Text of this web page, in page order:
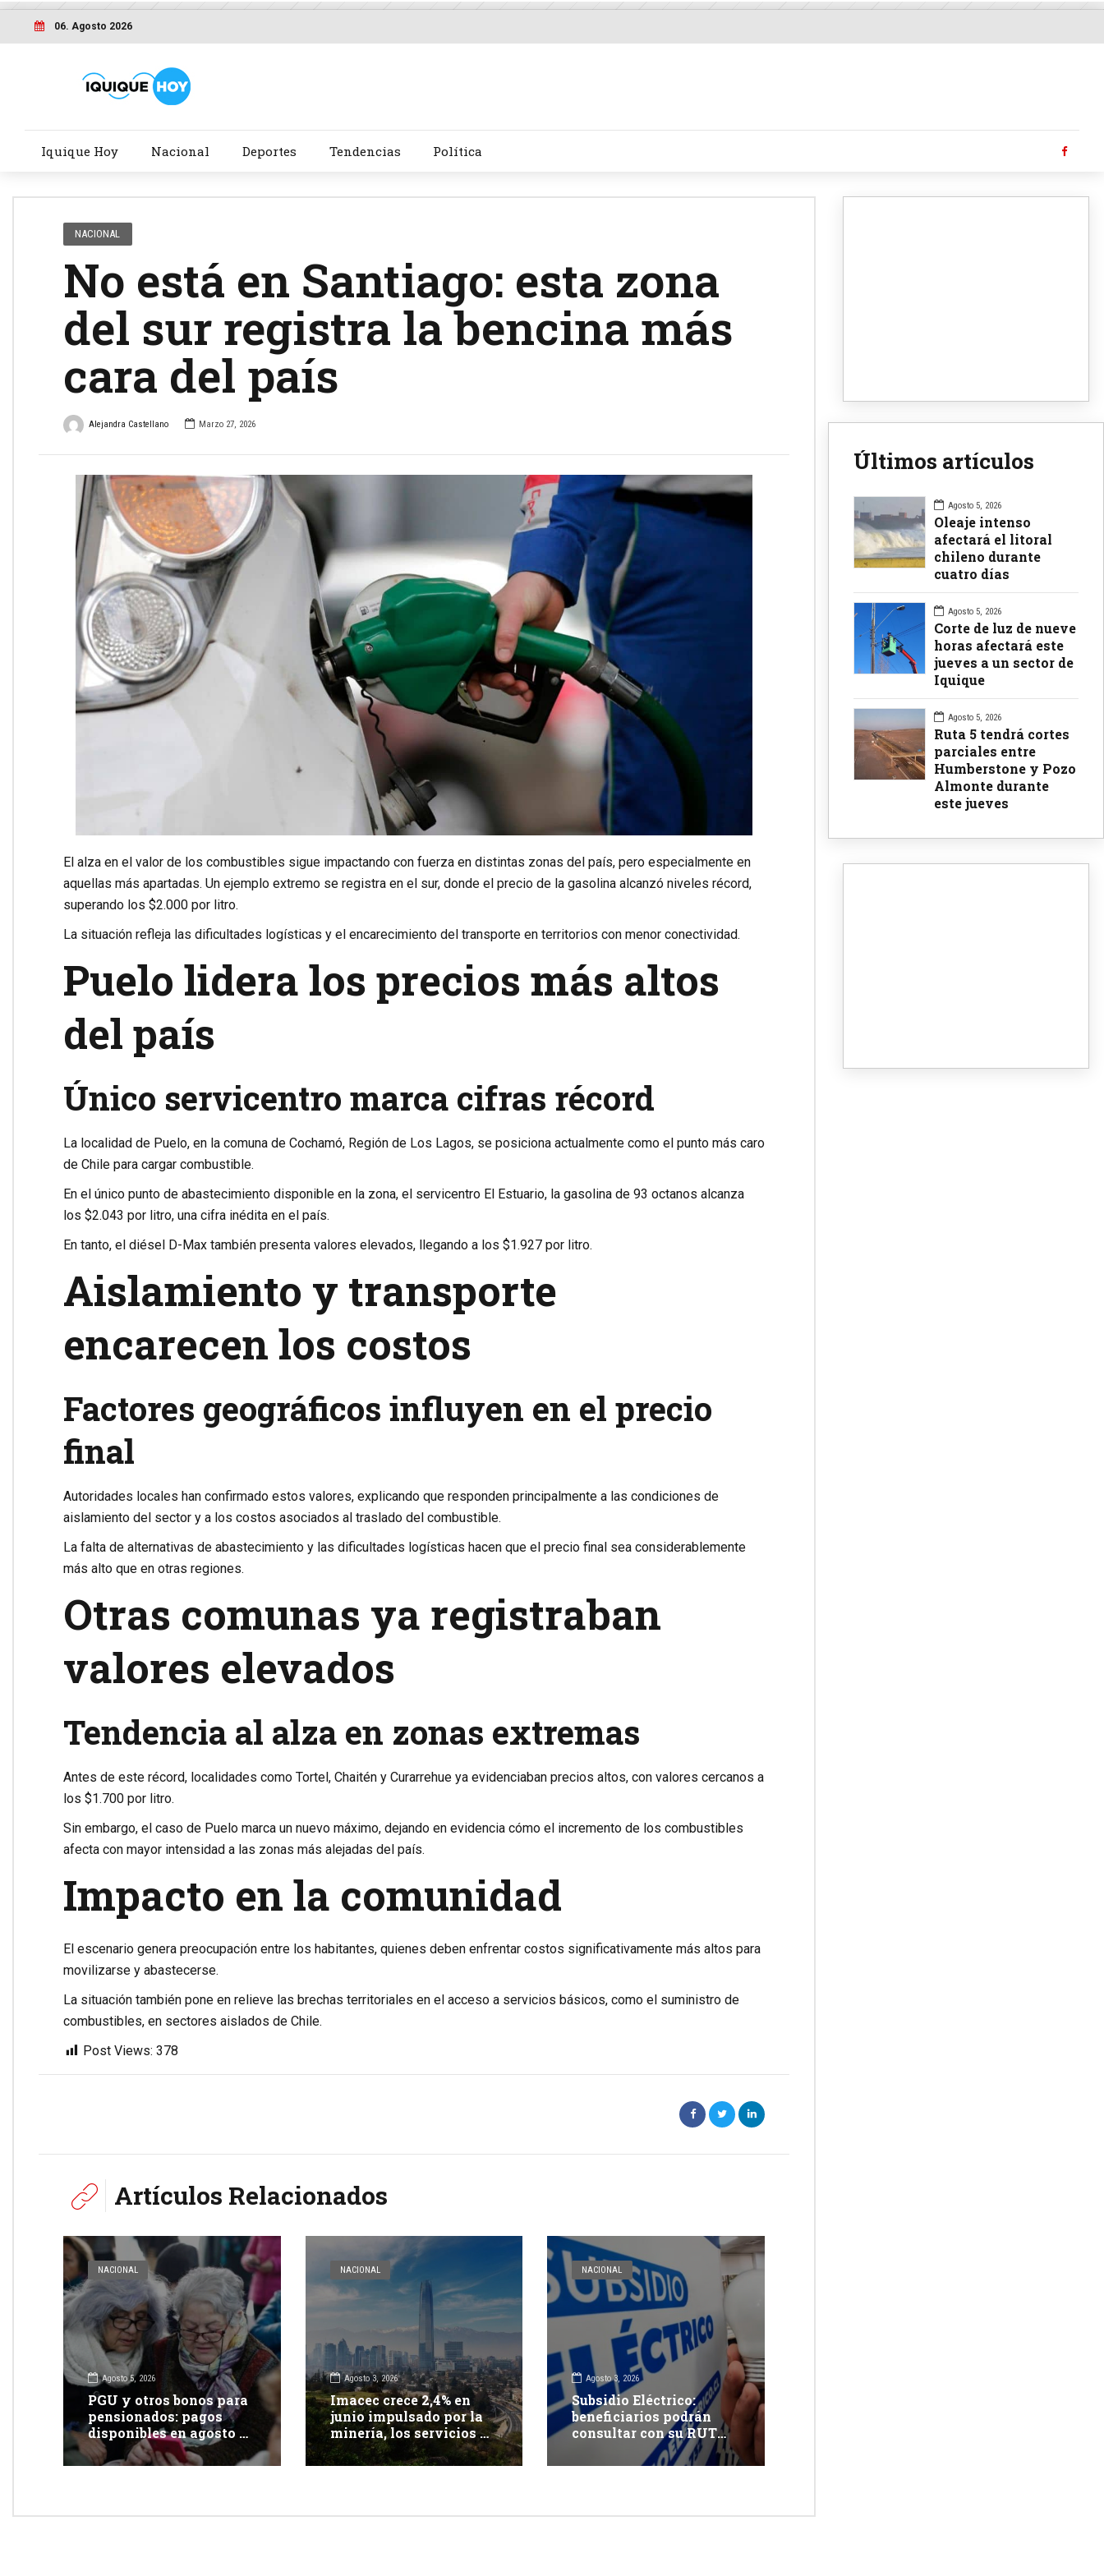
06. Agosto 2026
Iquique Hoy Nacional Deportes Tendencias Política
NACIONAL
No está en Santiago: esta zona
del sur registra la bencina más
cara del país
Alejandra Castellano Marzo 27, 2026
El alza en el valor de los combustibles sigue impactando con fuerza en distintas zonas del país, pero especialmente en
aquellas más apartadas. Un ejemplo extremo se registra en el sur, donde el precio de la gasolina alcanzó niveles récord,
superando los $2.000 por litro.
La situación refleja las dificultades logísticas y el encarecimiento del transporte en territorios con menor conectividad.
Puelo lidera los precios más altos
del país
Único servicentro marca cifras récord
La localidad de Puelo, en la comuna de Cochamó, Región de Los Lagos, se posiciona actualmente como el punto más caro
de Chile para cargar combustible.
En el único punto de abastecimiento disponible en la zona, el servicentro El Estuario, la gasolina de 93 octanos alcanza
los $2.043 por litro, una cifra inédita en el país.
En tanto, el diésel D-Max también presenta valores elevados, llegando a los $1.927 por litro.
Aislamiento y transporte
encarecen los costos
Factores geográficos influyen en el precio
final
Autoridades locales han confirmado estos valores, explicando que responden principalmente a las condiciones de
aislamiento del sector y a los costos asociados al traslado del combustible.
La falta de alternativas de abastecimiento y las dificultades logísticas hacen que el precio final sea considerablemente
más alto que en otras regiones.
Otras comunas ya registraban
valores elevados
Tendencia al alza en zonas extremas
Antes de este récord, localidades como Tortel, Chaitén y Curarrehue ya evidenciaban precios altos, con valores cercanos a
los $1.700 por litro.
Sin embargo, el caso de Puelo marca un nuevo máximo, dejando en evidencia cómo el incremento de los combustibles
afecta con mayor intensidad a las zonas más alejadas del país.
Impacto en la comunidad
El escenario genera preocupación entre los habitantes, quienes deben enfrentar costos significativamente más altos para
movilizarse y abastecerse.
La situación también pone en relieve las brechas territoriales en el acceso a servicios básicos, como el suministro de
combustibles, en sectores aislados de Chile.
Post Views: 378
Artículos Relacionados
NACIONAL
Agosto 5, 2026
PGU y otros bonos para
pensionados: pagos
disponibles en agosto de
2026
NACIONAL
Agosto 3, 2026
Imacec crece 2,4% en
junio impulsado por la
minería, los servicios y
el comercio
NACIONAL
Agosto 3, 2026
Subsidio Eléctrico:
beneficiarios podrán
consultar con su RUT
desde el 12 de agosto
Últimos artículos
Agosto 5, 2026
Oleaje intenso
afectará el litoral
chileno durante
cuatro días
Agosto 5, 2026
Corte de luz de nueve
horas afectará este
jueves a un sector de
Iquique
Agosto 5, 2026
Ruta 5 tendrá cortes
parciales entre
Humberstone y Pozo
Almonte durante
este jueves